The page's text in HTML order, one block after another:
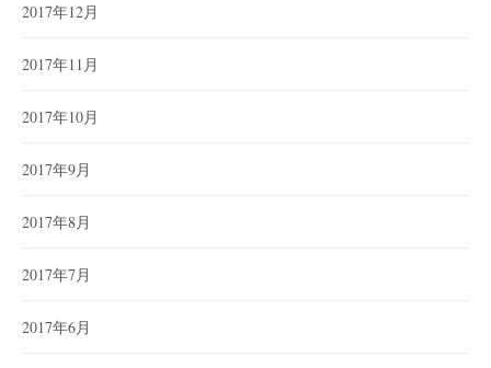
2017年12月
2017年11月
2017年10月
2017年9月
2017年8月
2017年7月
2017年6月